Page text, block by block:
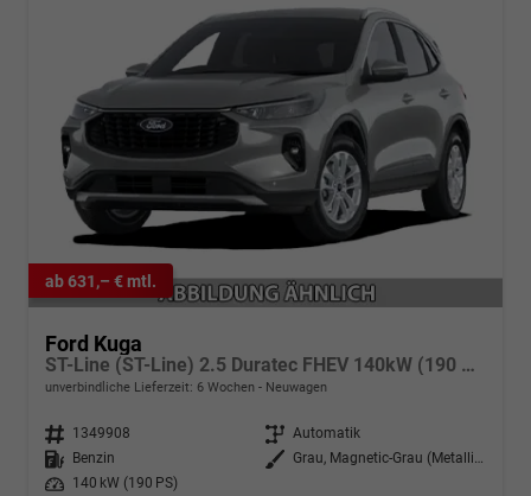
ab 631,– € mtl.
Ford Kuga
ST-Line (ST-Line) 2.5 Duratec FHEV 140kW (190 PS) 1-Gang-DSG
unverbindliche Lieferzeit: 6 Wochen Neuwagen
Fahrzeugnr. 1349908 Getriebe Automatik
Kraftstoff
Benzin Außenfarbe
Grau, Magnetic-Grau (Metallic) (PN4DQ0)
Leistung
140 kW (190 PS)